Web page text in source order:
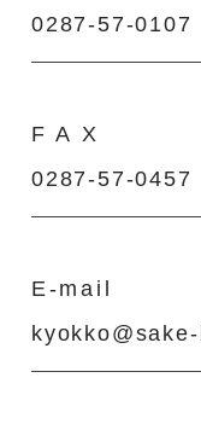
0287-57-0107
F A X
0287-57-0457
E-mail